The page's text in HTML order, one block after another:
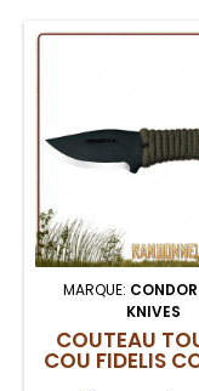
MARQUE:
KNIVES
COUTEAU
COU FIDELIS